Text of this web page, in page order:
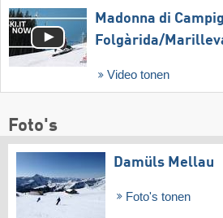
Madonna di
Folgàrida/​
Video tonen
Foto's
Damüls Mellau
Foto's tonen